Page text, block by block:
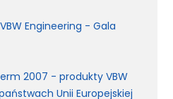
Engineering - Gala
2007 - produkty VBW
Unii Europejskiej